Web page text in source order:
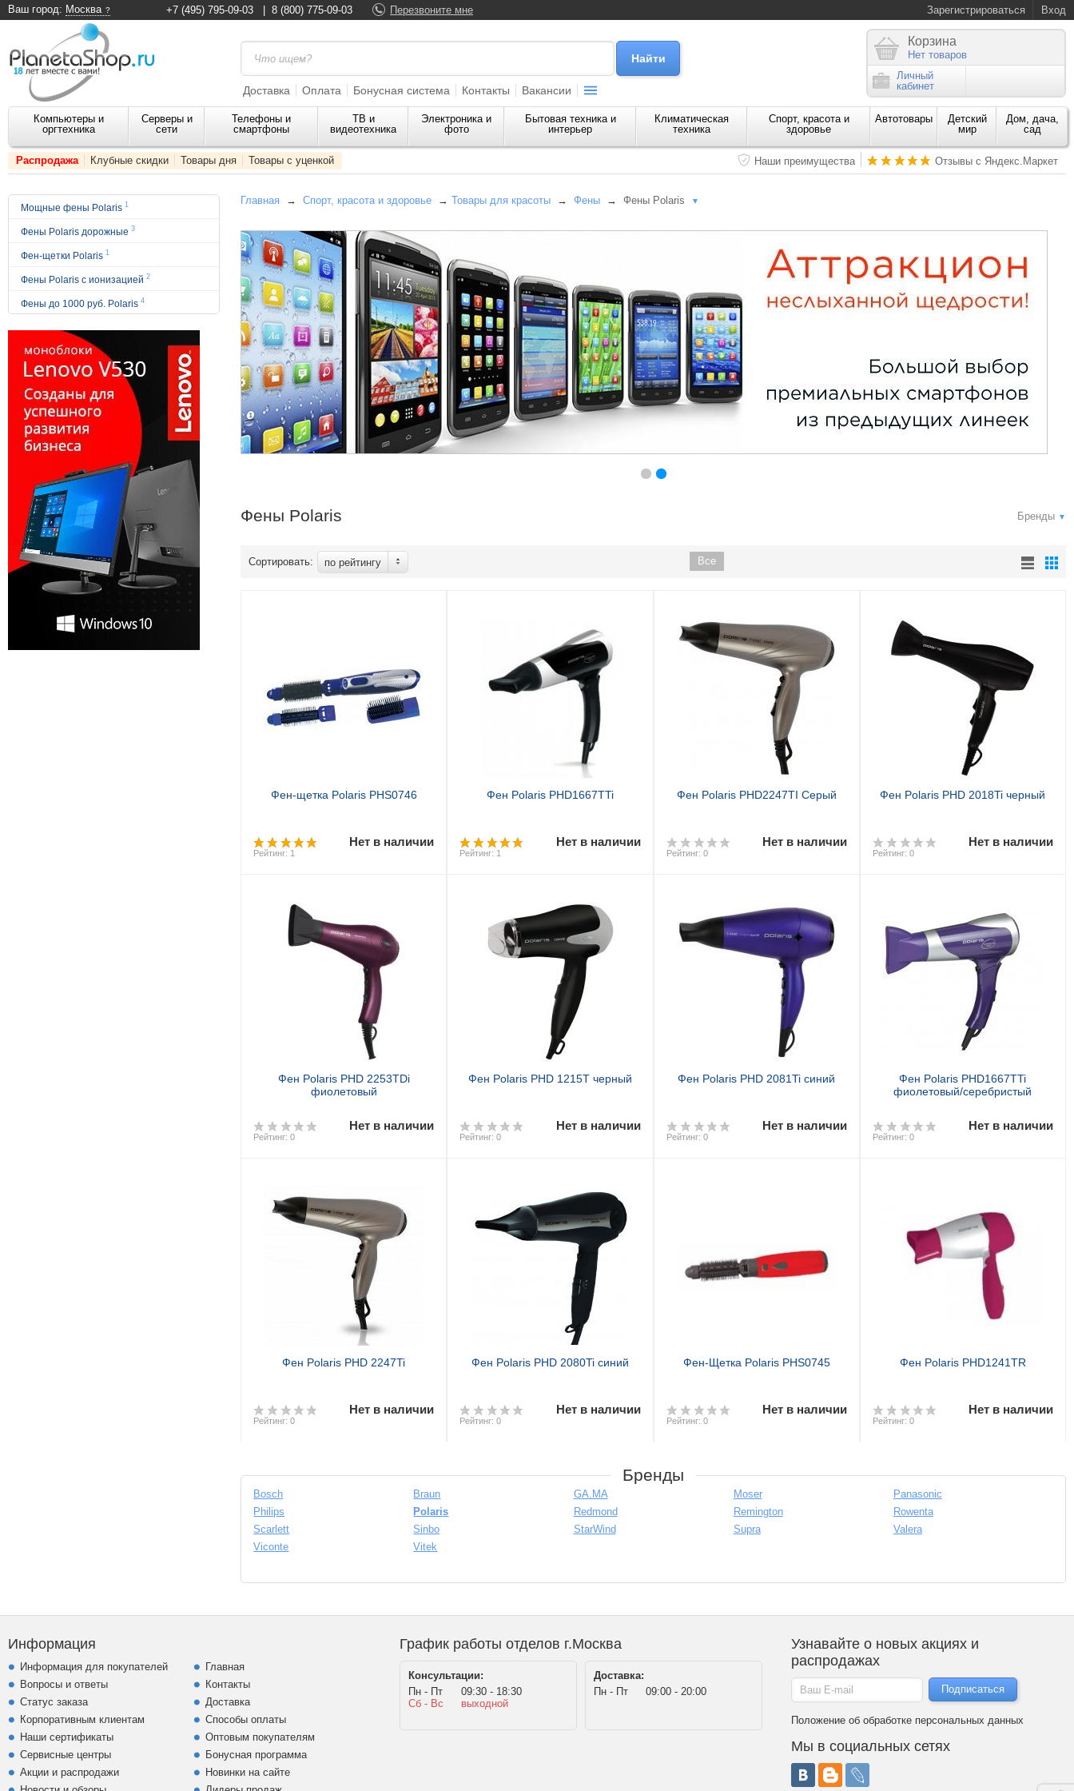
Ваш город: Москва Зарегистрироваться Вход
+7 (495) 795-09-03 8 (800) 775-09-03 Перезвоните мне
Доставка Оплата Бонусная система Контакты Вакансии
Корзина
Нет товаров
Личный
кабинет
Компьютеры и
оргтехника
Серверы и
сети
Телефоны и
смартфоны
ТВ и
видеотехника
Электроника и
фото
Бытовая техника и
интерьер
Климатическая
техника
Спорт, красота и
здоровье
Автотовары
Детский
мир
Дом, дача,
сад
Распродажа Клубные скидки Товары дня Товары с уценкой Наши преимущества Отзывы с Яндекс.Маркет
Мощные фены Polaris 1
Фены Polaris дорожные 3
Фен-щетки Polaris 1
Фены Polaris с ионизацией 2
Фены до 1000 руб. Polaris 4
Главная →Спорт, красота и здоровье →Товары для красоты →Фены →Фены Polaris ▼
Бренды ▼
Фены Polaris
Сортировать: по рейтингу Все
Фен-щетка Polaris PHS0746
Рейтинг: 1
Нет в наличии
Фен Polaris PHD1667TTi
Рейтинг: 1
Нет в наличии
Фен Polaris PHD2247TI Серый
Рейтинг: 0
Нет в наличии
Фен Polaris PHD 2018Ti черный
Рейтинг: 0
Нет в наличии
Фен Polaris PHD 2253TDi
фиолетовый
Рейтинг: 0
Нет в наличии
Фен Polaris PHD 1215T черный
Рейтинг: 0
Нет в наличии
Фен Polaris PHD 2081Ti синий
Рейтинг: 0
Нет в наличии
Фен Polaris PHD1667TTi
фиолетовый/серебристый
Рейтинг: 0
Нет в наличии
Фен Polaris PHD 2247Ti
Рейтинг: 0
Нет в наличии
Фен Polaris PHD 2080Ti синий
Рейтинг: 0
Нет в наличии
Фен-Щетка Polaris PHS0745
Рейтинг: 0
Нет в наличии
Фен Polaris PHD1241TR
Рейтинг: 0
Нет в наличии
Бренды
Bosch Braun GA.MA Moser
Panasonic
Philips
Polaris Redmond Remington
Rowenta
Scarlett
Sinbo StarWind Supra
Valera
Viconte
Vitek
Информация
Информация для покупателей
Вопросы и ответы
Статус заказа
Корпоративным клиентам
Наши сертификаты
Сервисные центры
Акции и распродажи
Главная
Контакты
Доставка
Способы оплаты
Оптовым покупателям
Бонусная программа
Новинки на сайте
График работы отделов г.Москва
Консультации:
Пн - Пт
09:30 - 18:30
Сб - Вс
выходной
Доставка:
Пн - Пт
09:00 - 20:00
Узнавайте о новых акциях и
распродажах
Положение об обработке персональных данных
Мы в социальных сетях